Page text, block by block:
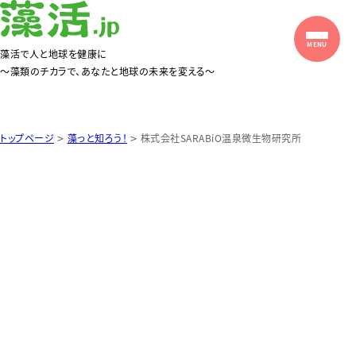
藻活で人と地球を健康に
〜藻類のチカラで、あなたと地球の未来を変える〜
トップページ > 藻っと知ろう！ > 株式会社SARABiO温泉微生物研究所